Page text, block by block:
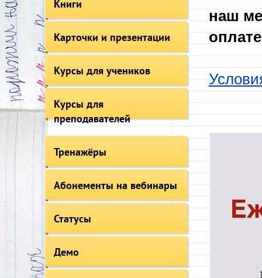
Книги
Карточки и презентации
Курсы для учеников
Курсы для
преподавателей
Тренажёры
Абонементы на вебинары
Статусы
Демо
наш